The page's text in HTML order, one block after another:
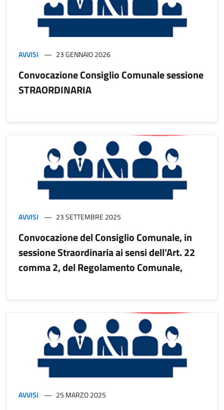
AVVISI 23 GENNAIO 2026
Convocazione Consiglio Comunale sessione
STRAORDINARIA
AVVISI 23 SETTEMBRE 2025
Convocazione del Consiglio Comunale, in
sessione Straordinaria ai sensi dell’Art. 22
comma 2, del Regolamento Comunale,
AVVISI 25 MARZO 2025